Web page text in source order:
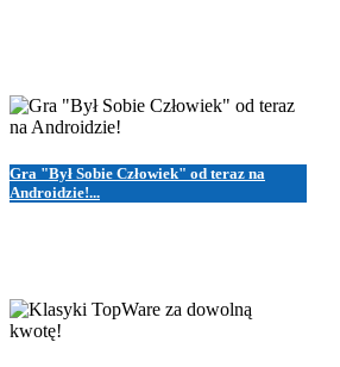
Gra "Był Sobie Człowiek" od teraz na
Androidzie!...